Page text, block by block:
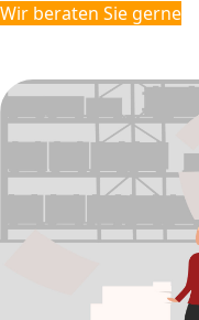
Wir beraten Sie gerne